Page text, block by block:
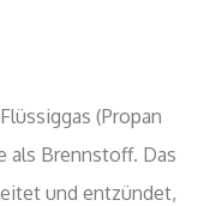
(Propan
als Brennstoff. Das
und entzündet,